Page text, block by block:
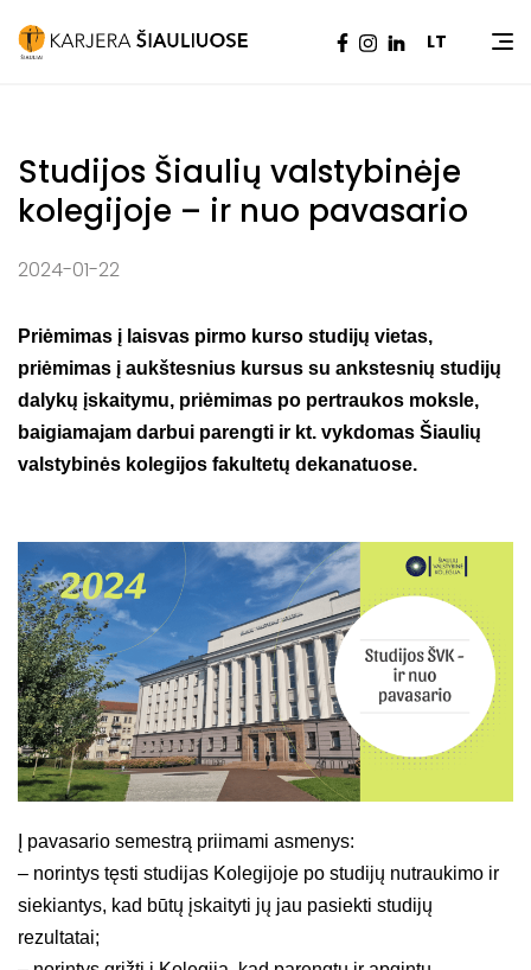
LT
Pradžia |Naujienos |Studijos Šiaulių valstybinėje
kolegijoje – ir nuo pavasario
Studijos Šiaulių valstybinėje
kolegijoje – ir nuo pavasario
2024-01-22
Priėmimas į laisvas pirmo kurso studijų vietas,
priėmimas į aukštesnius kursus su ankstesnių studijų
dalykų įskaitymu, priėmimas po pertraukos moksle,
baigiamajam darbui parengti ir kt. vykdomas Šiaulių
valstybinės kolegijos fakultetų dekanatuose.
Į pavasario semestrą priimami asmenys:
– norintys tęsti studijas Kolegijoje po studijų nutraukimo ir
siekiantys, kad būtų įskaityti jų jau pasiekti studijų
rezultatai;